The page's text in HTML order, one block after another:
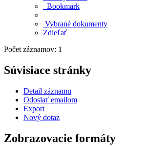
Bookmark
Vybrané dokumenty
Zdieľať
Počet záznamov: 1
Súvisiace stránky
Detail záznamu
Odoslať emailom
Export
Nový dotaz
Zobrazovacie formáty